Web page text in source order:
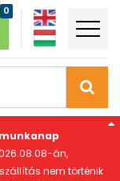
án,
nem történik